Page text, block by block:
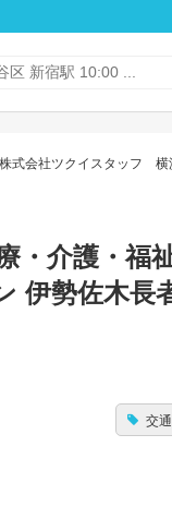
式会社ツクイスタッフ 横
介護・福
伊勢佐木長
交